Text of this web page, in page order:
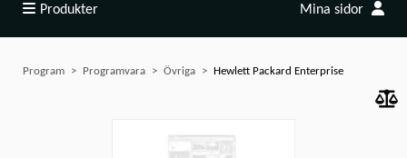
Produkter Mina sidor
Program Programvara Övriga Hewlett Packard Enterprise